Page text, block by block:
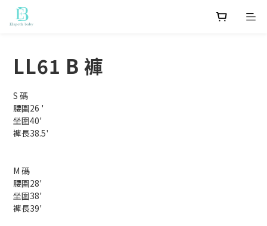
LL61 B 褲
S 碼
腰圍26 '
坐圍40'
褲長38.5'
M 碼
腰圍28'
坐圍38'
褲長39'